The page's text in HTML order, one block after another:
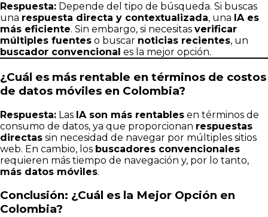
Respuesta: Depende del tipo de búsqueda. Si buscas
una respuesta directa y contextualizada, una IA es
más eficiente. Sin embargo, si necesitas verificar
múltiples fuentes o buscar noticias recientes, un
buscador convencional es la mejor opción.
¿Cuál es más rentable en términos de costos
de datos móviles en Colombia?
Respuesta: Las IA son más rentables en términos de
consumo de datos, ya que proporcionan respuestas
directas sin necesidad de navegar por múltiples sitios
web. En cambio, los buscadores convencionales
requieren más tiempo de navegación y, por lo tanto,
más datos móviles.
Conclusión: ¿Cuál es la Mejor Opción en
Colombia?